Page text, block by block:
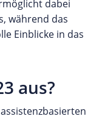
dabei
während das
Einblicke in das
aus?